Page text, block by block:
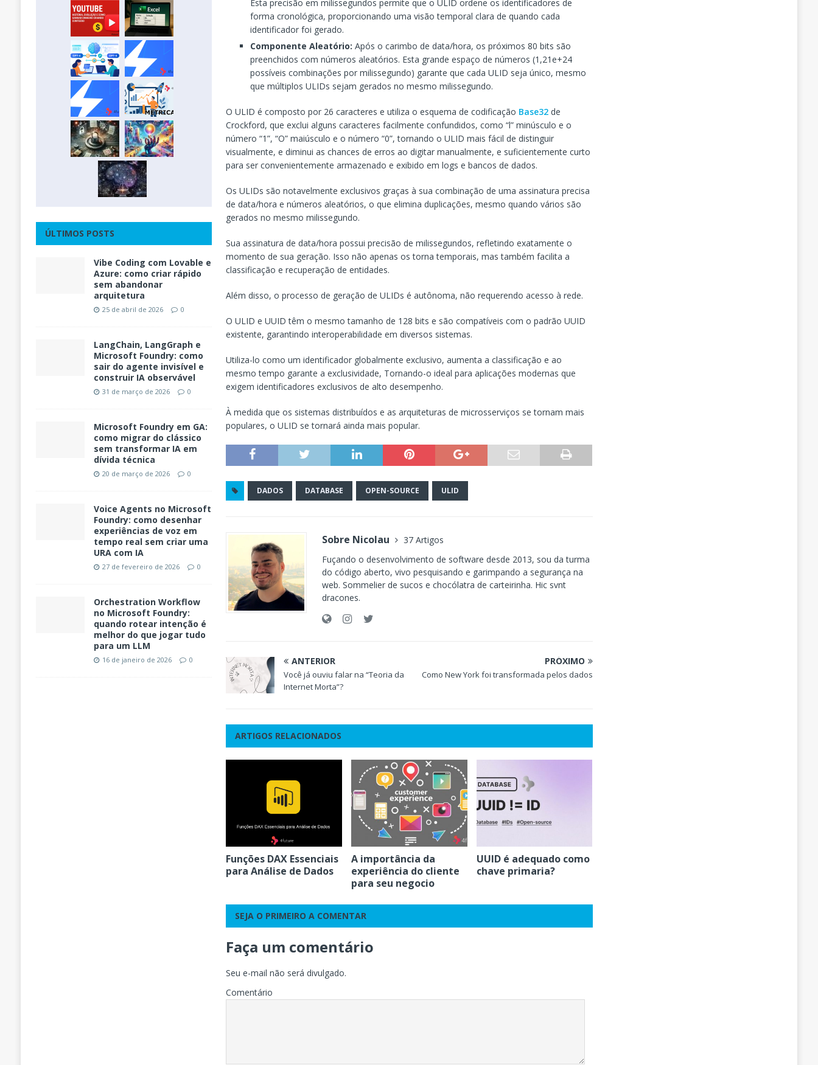
Esta precisão em milissegundos permite que o ULID ordene os identificadores de
forma cronológica, proporcionando uma visão temporal clara de quando cada
identificador foi gerado.
Componente Aleatório: Após o carimbo de data/hora, os próximos 80 bits são
preenchidos com números aleatórios. Esta grande espaço de números (1,21e+24
possíveis combinações por milissegundo) garante que cada ULID seja único, mesmo
que múltiplos ULIDs sejam gerados no mesmo milissegundo.
O ULID é composto por 26 caracteres e utiliza o esquema de codificação Base32 de
Crockford, que exclui alguns caracteres facilmente confundidos, como “l” minúsculo e o
número “1”, “O” maiúsculo e o número “0”, tornando o ULID mais fácil de distinguir
visualmente, e diminui as chances de erros ao digitar manualmente, e suficientemente curto
para ser convenientemente armazenado e exibido em logs e bancos de dados.
Os ULIDs são notavelmente exclusivos graças à sua combinação de uma assinatura precisa
de data/hora e números aleatórios, o que elimina duplicações, mesmo quando vários são
gerados no mesmo milissegundo.
Sua assinatura de data/hora possui precisão de milissegundos, refletindo exatamente o
momento de sua geração. Isso não apenas os torna temporais, mas também facilita a
classificação e recuperação de entidades.
Além disso, o processo de geração de ULIDs é autônoma, não requerendo acesso à rede.
O ULID e UUID têm o mesmo tamanho de 128 bits e são compatíveis com o padrão UUID
existente, garantindo interoperabilidade em diversos sistemas.
Utiliza-lo como um identificador globalmente exclusivo, aumenta a classificação e ao
mesmo tempo garante a exclusividade, Tornando-o ideal para aplicações modernas que
exigem identificadores exclusivos de alto desempenho.
À medida que os sistemas distribuídos e as arquiteturas de microsserviços se tornam mais
populares, o ULID se tornará ainda mais popular.
DADOS DATABASE OPEN-SOURCE ULID
Sobre Nicolau
37 Artigos
Fuçando o desenvolvimento de software desde 2013, sou da turma
do código aberto, vivo pesquisando e garimpando a segurança na
web. Sommelier de sucos e chocólatra de carteirinha. Hic svnt
dracones.
ANTERIOR
Você já ouviu falar na “Teoria da
Internet Morta”?
PRÓXIMO
Como New York foi transformada pelos dados
ARTIGOS RELACIONADOS
Funções DAX Essenciais
para Análise de Dados
A importância da
experiência do cliente
para seu negocio
UUID é adequado como
chave primaria?
SEJA O PRIMEIRO A COMENTAR
Faça um comentário
Seu e-mail não será divulgado.
Comentário
ÚLTIMOS POSTS
Vibe Coding com Lovable e
Azure: como criar rápido
sem abandonar
arquitetura
25 de abril de 2026 0
LangChain, LangGraph e
Microsoft Foundry: como
sair do agente invisível e
construir IA observável
31 de março de 2026 0
Microsoft Foundry em GA:
como migrar do clássico
sem transformar IA em
dívida técnica
20 de março de 2026 0
Voice Agents no Microsoft
Foundry: como desenhar
experiências de voz em
tempo real sem criar uma
URA com IA
27 de fevereiro de 2026 0
Orchestration Workflow
no Microsoft Foundry:
quando rotear intenção é
melhor do que jogar tudo
para um LLM
16 de janeiro de 2026 0